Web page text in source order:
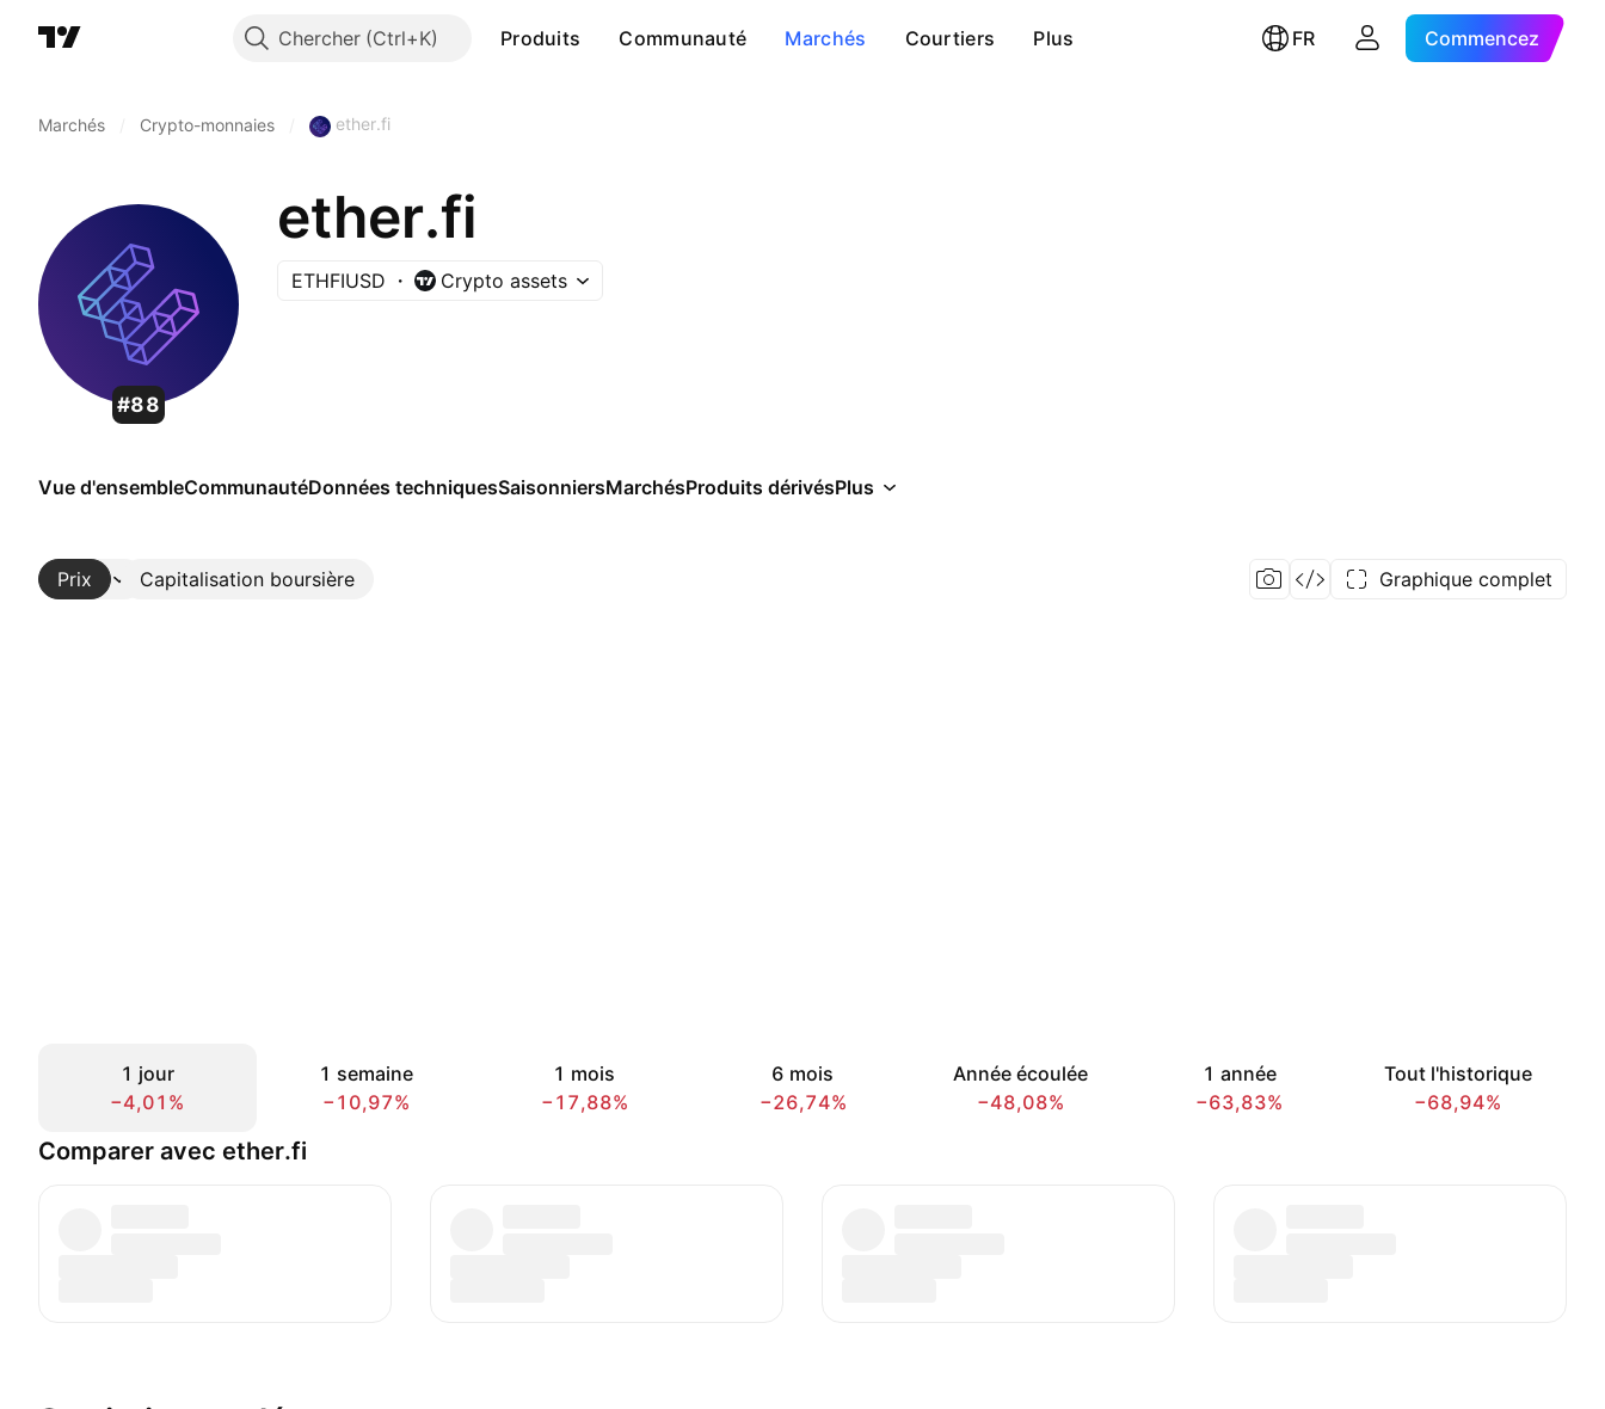
Chercher Produits Communauté Marchés Courtiers Plus FR Commencez
Marchés Crypto-monnaies ether.fi
#88
ether.fi
ETHFIUSD Crypto assets
Vue d'ensembleCommunautéDonnées techniquesSaisonniersMarchésProduits dérivésPlus
Prix Capitalisation boursière
Plus Graphique complet
1 jour
−4,01%
1 semaine
−10,97%
1 mois
−17,88%
6 mois
−26,74%
Année écoulée
−48,08%
1 année
−63,83%
Tout l'historique
−68,94%
Comparer avec ether.fi